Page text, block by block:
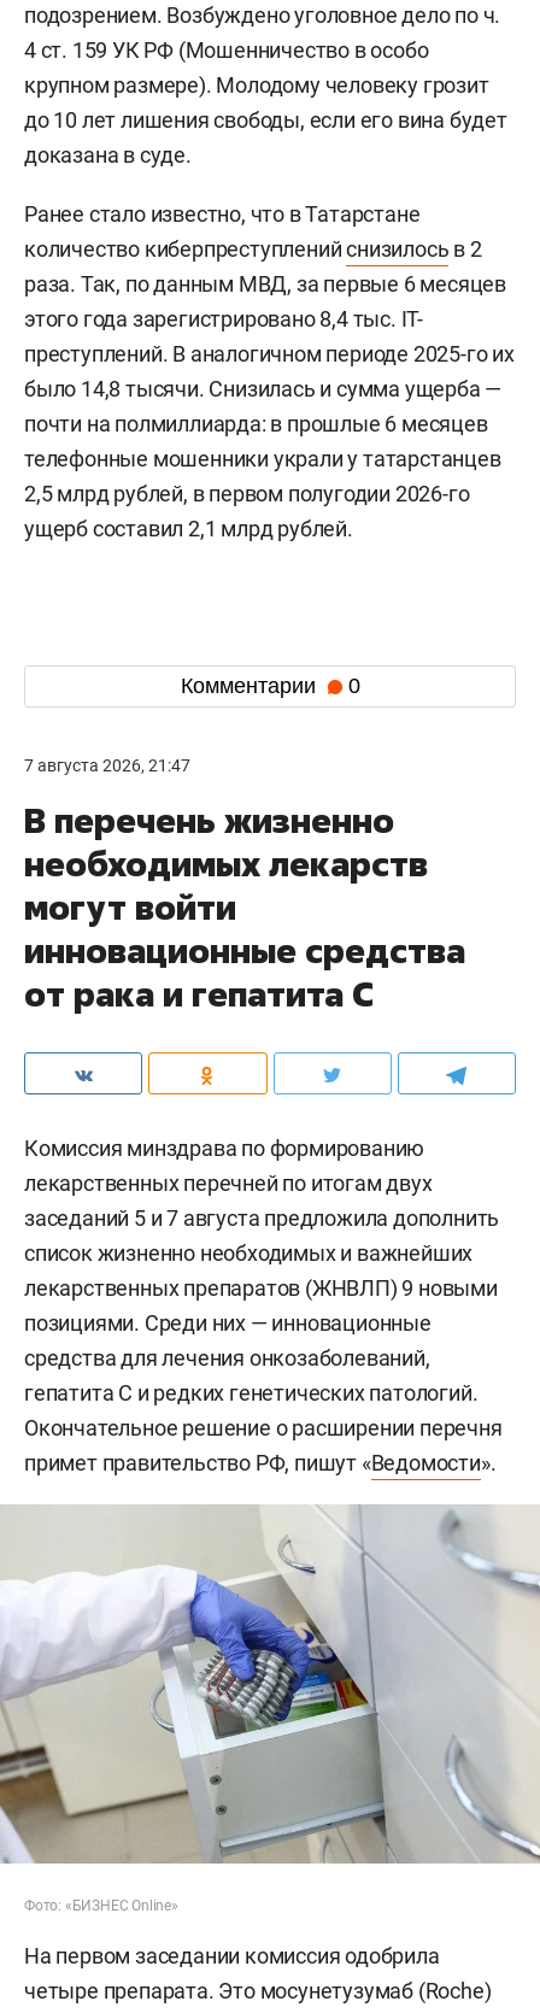
подозрением. Возбуждено уголовное дело по ч.
4 ст. 159 УК РФ (Мошенничество в особо
крупном размере). Молодому человеку грозит
до 10 лет лишения свободы, если его вина будет
доказана в суде.
Ранее стало известно, что в Татарстане
количество киберпреступленийснизилось в 2
раза. Так, по данным МВД, за первые 6 месяцев
этого года зарегистрировано 8,4 тыс. IT-
преступлений. В аналогичном периоде 2025-го их
было 14,8 тысячи. Снизилась и сумма ущерба —
почти на полмиллиарда: в прошлые 6 месяцев
телефонные мошенники украли у татарстанцев
2,5 млрд рублей, в первом полугодии 2026-го
ущерб составил 2,1 млрд рублей.
Комментарии 0
7 августа 2026, 21:47
В перечень жизненно
необходимых лекарств
могут войти
инновационные средства
от рака и гепатита С
Комиссия минздрава по формированию
лекарственных перечней по итогам двух
заседаний 5 и 7 августа предложила дополнить
список жизненно необходимых и важнейших
лекарственных препаратов (ЖНВЛП) 9 новыми
позициями. Среди них — инновационные
средства для лечения онкозаболеваний,
гепатита С и редких генетических патологий.
Окончательное решение о расширении перечня
примет правительство РФ, пишут «Ведомости».
Фото: «БИЗНЕС Online»
На первом заседании комиссия одобрила
четыре препарата. Это мосунетузумаб (Roche)